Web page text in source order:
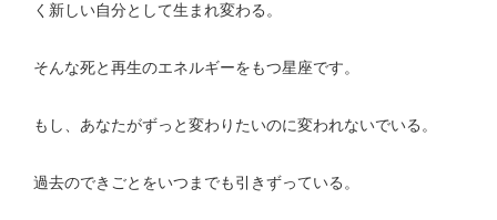
く新しい自分として生まれ変わる。
そんな死と再生のエネルギーをもつ星座です。
もし、あなたがずっと変わりたいのに変われないでいる。
過去のできごとをいつまでも引きずっている。